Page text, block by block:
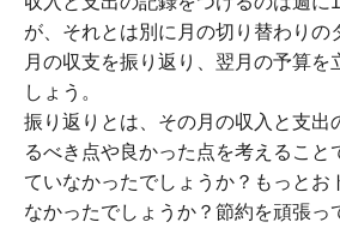
が、それとは別に月の切り替わりの
月の収支を振り返り、翌月の予算を
しょう。
振り返りとは、その月の収入と支出
るべき点や良かった点を考えること
ていなかったでしょうか？もっとお
なかったでしょうか？節約を頑張っ